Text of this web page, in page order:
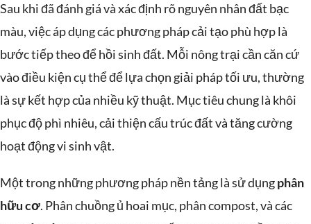
Sau khi đã đánh giá và xác định rõ nguyên nhân đất bạc
màu, việc áp dụng các phương pháp cải tạo phù hợp là
bước tiếp theo để hồi sinh đất. Mỗi nông trại cần căn cứ
vào điều kiện cụ thể để lựa chọn giải pháp tối ưu, thường
là sự kết hợp của nhiều kỹ thuật. Mục tiêu chung là khôi
phục độ phì nhiêu, cải thiện cấu trúc đất và tăng cường
hoạt động vi sinh vật.
Một trong những phương pháp nền tảng là sử dụngphân
hữu cơ. Phân chuồng ủ hoai mục, phân compost, và các